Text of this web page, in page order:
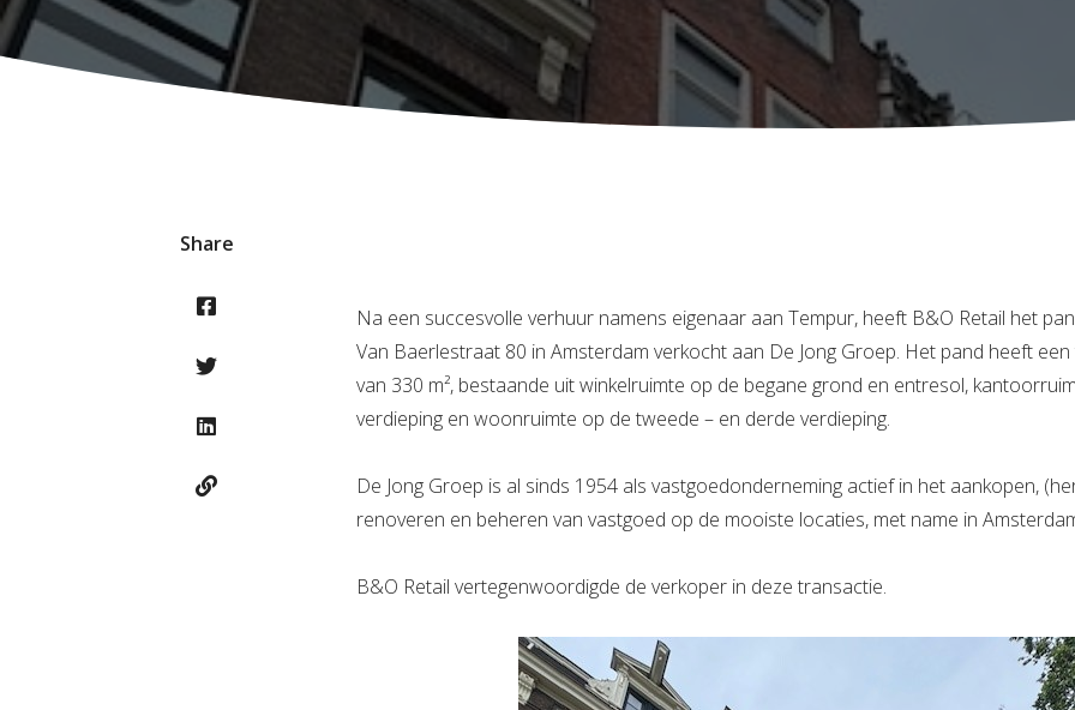
Share
Na een succesvolle verhuur namens eigenaar aan Tempur, heeft B&O Retail het
Van Baerlestraat 80 in Amsterdam verkocht aan De Jong Groep. Het pand heeft
van 330 m², bestaande uit winkelruimte op de begane grond en entresol,
verdieping en woonruimte op de tweede – en derde verdieping.
De Jong Groep is al sinds 1954 als vastgoedonderneming actief in het aankopen,
renoveren en beheren van vastgoed op de mooiste locaties, met name in
B&O Retail vertegenwoordigde de verkoper in deze transactie.